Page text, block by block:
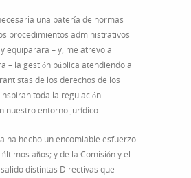
una batería de normas
procedimientos administrativos
equiparara – y, me atrevo a
– la gestión pública atendiendo a
de los derechos de los
toda la regulación
nuestro entorno jurídico.
ha hecho un encomiable esfuerzo
años; y de la Comisión y el
distintas Directivas que